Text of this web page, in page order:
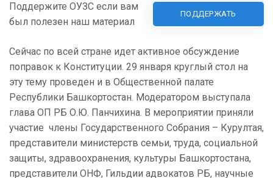
Поддержите ОУЗС если вам
был полезен наш материал
ПОДДЕРЖАТЬ
Сейчас по всей стране идет активное обсуждение
поправок к Конституции. 29 января круглый стол на
эту тему проведен и в Общественной палате
Республики Башкортостан. Модератором выступала
глава ОП РБ О.Ю. Панчихина. В мероприятии приняли
участие члены Государственного Собрания – Курултая,
представители министерств семьи, труда, социальной
защиты, здравоохранения, культуры Башкортостана,
представители ОНФ, Гильдии адвокатов РБ, научные